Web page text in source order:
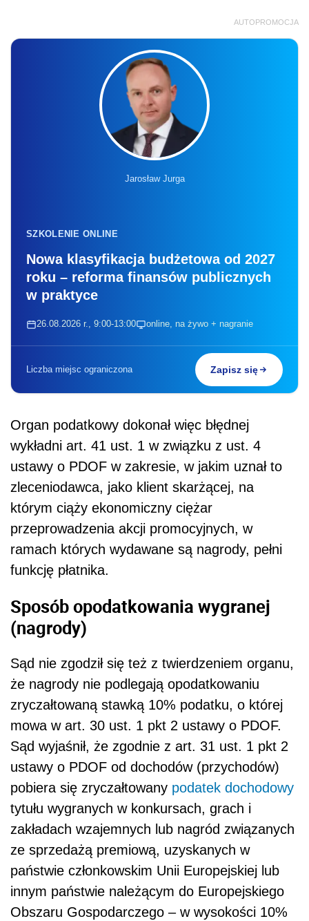
AUTOPROMOCJA
Jarosław Jurga
SZKOLENIE ONLINE
Nowa klasyfikacja budżetowa od 2027
roku – reforma finansów publicznych
w praktyce
26.08.2026 r., 9:00-13:00 online, na żywo + nagranie
Liczba miejsc ograniczona Zapisz się
Organ podatkowy dokonał więc błędnej
wykładni art. 41 ust. 1 w związku z ust. 4
ustawy o PDOF w zakresie, w jakim uznał to
zleceniodawca, jako klient skarżącej, na
którym ciąży ekonomiczny ciężar
przeprowadzenia akcji promocyjnych, w
ramach których wydawane są nagrody, pełni
funkcję płatnika.
Sposób opodatkowania wygranej
(nagrody)
Sąd nie zgodził się też z twierdzeniem organu,
że nagrody nie podlegają opodatkowaniu
zryczałtowaną stawką 10% podatku, o której
mowa w art. 30 ust. 1 pkt 2 ustawy o PDOF.
Sąd wyjaśnił, że zgodnie z art. 31 ust. 1 pkt 2
ustawy o PDOF od dochodów (przychodów)
pobiera się zryczałtowany podatek dochodowy
tytułu wygranych w konkursach, grach i
zakładach wzajemnych lub nagród związanych
ze sprzedażą premiową, uzyskanych w
państwie członkowskim Unii Europejskiej lub
innym państwie należącym do Europejskiego
Obszaru Gospodarczego – w wysokości 10%